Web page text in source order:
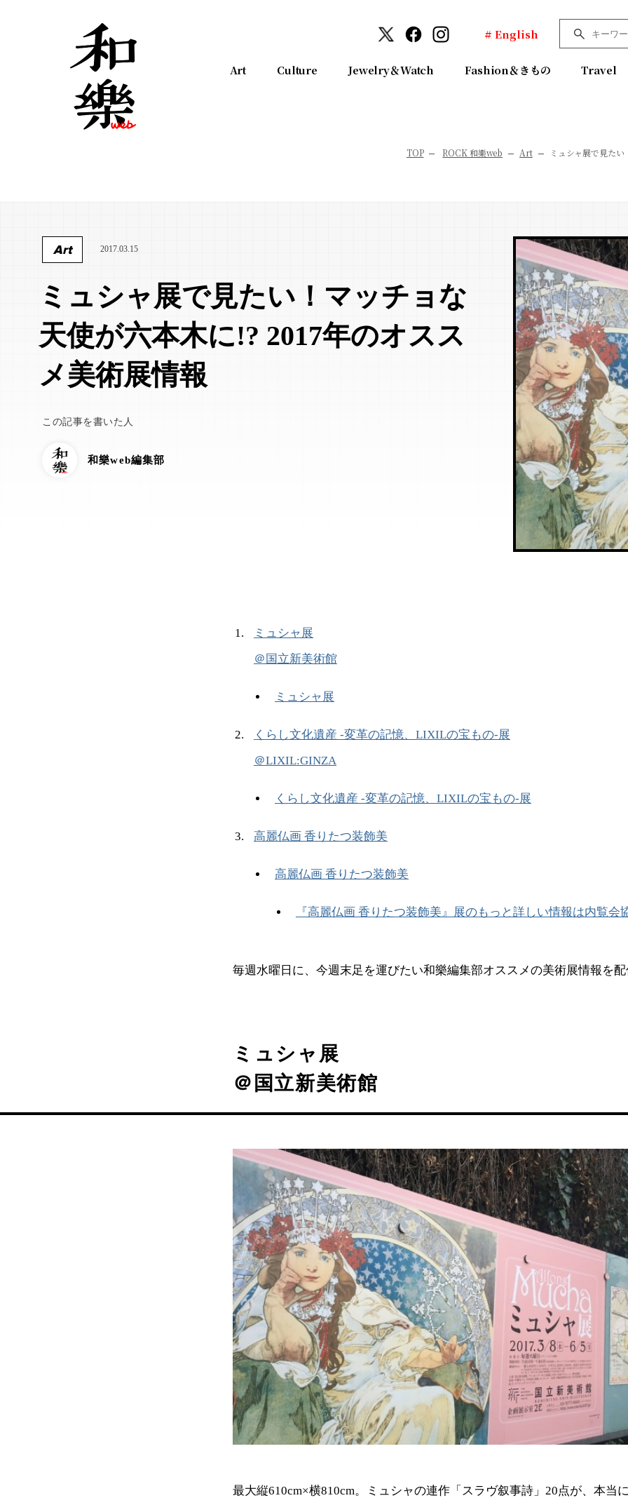
# English
Art Culture Jewelry＆Watch Fashion＆きもの Travel
TOP ROCK 和樂web Art ミュシャ展で見た
Art 2017.03.15
ミュシャ展で見たい！マッチョな
天使が六本木に!? 2017年のオスス
メ美術展情報
この記事を書いた人
和樂web編集部
ミュシャ展
＠国立新美術館
ミュシャ展
くらし文化遺産 -変革の記憶、LIXILの宝もの-展
＠LIXIL:GINZA
くらし文化遺産 -変革の記憶、LIXILの宝もの-展
高麗仏画 香りたつ装飾美
高麗仏画 香りたつ装飾美
『高麗仏画 香りたつ装飾美』展のもっと詳しい情報は内覧会
毎週水曜日に、今週末足を運びたい和樂編集部オススメの美術展情報を
ミュシャ展
＠国立新美術館
最大縦610cm×横810cm。ミュシャの連作「スラヴ叙事詩」20点が、本当